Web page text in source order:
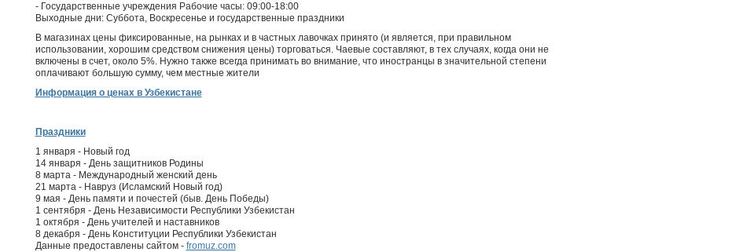
- Государственные учреждения Рабочие часы: 09:00-18:00
Выходные дни: Суббота, Воскресенье и государственные праздники
В магазинах цены фиксированные, на рынках и в частных лавочках принято (и является, при правильном
использовании, хорошим средством снижения цены) торговаться. Чаевые составляют, в тех случаях, когда они не
включены в счет, около 5%. Нужно также всегда принимать во внимание, что иностранцы в значительной степени
оплачивают большую сумму, чем местные жители
Информация о ценах в Узбекистане
Праздники
1 января - Новый год
14 января - День защитников Родины
8 марта - Международный женский день
21 марта - Навруз (Исламский Новый год)
9 мая - День памяти и почестей (быв. День Победы)
1 сентября - День Независимости Республики Узбекистан
1 октября - День учителей и наставников
8 декабря - День Конституции Республики Узбекистан
Данные предоставлены сайтом - fromuz.com